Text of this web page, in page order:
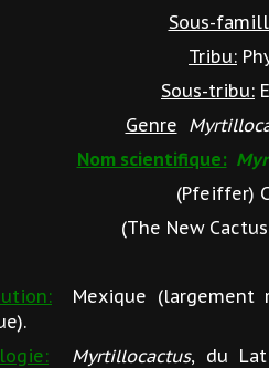
Sous-
Tribu:
Sous-tribu:
Genre
Nom scientifique:
(Pfeiffer)
(The New
Mexique (largement
Myrtillocactus, du